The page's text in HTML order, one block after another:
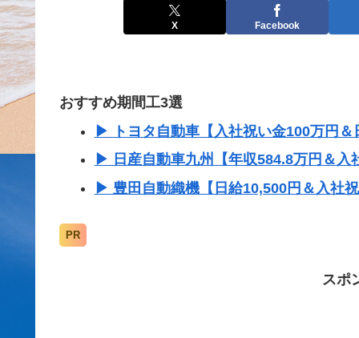
X Facebook
おすすめ期間工3選
▶ トヨタ自動車【入社祝い金100万円
▶ 日産自動車九州【年収584.8万円＆入
▶ 豊田自動織機【日給10,500円＆入社
PR
スポ